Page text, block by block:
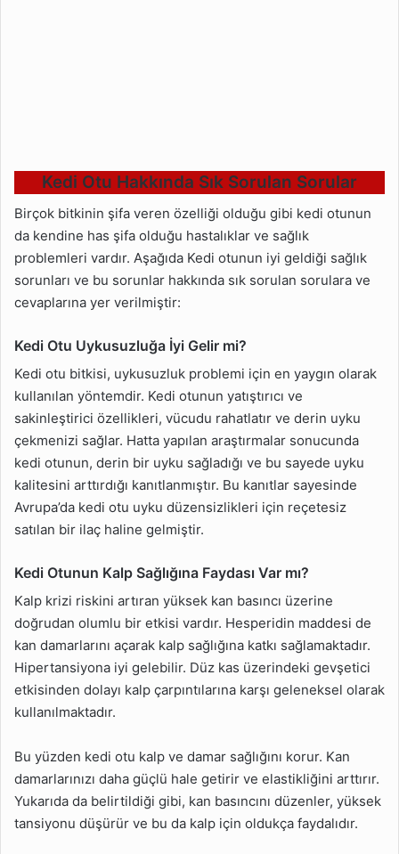
Kedi Otu Hakkında Sık Sorulan Sorular
Birçok bitkinin şifa veren özelliği olduğu gibi kedi otunun
da kendine has şifa olduğu hastalıklar ve sağlık
problemleri vardır. Aşağıda Kedi otunun iyi geldiği sağlık
sorunları ve bu sorunlar hakkında sık sorulan sorulara ve
cevaplarına yer verilmiştir:
Kedi Otu Uykusuzluğa İyi Gelir mi?
Kedi otu bitkisi, uykusuzluk problemi için en yaygın olarak
kullanılan yöntemdir. Kedi otunun yatıştırıcı ve
sakinleştirici özellikleri, vücudu rahatlatır ve derin uyku
çekmenizi sağlar. Hatta yapılan araştırmalar sonucunda
kedi otunun, derin bir uyku sağladığı ve bu sayede uyku
kalitesini arttırdığı kanıtlanmıştır. Bu kanıtlar sayesinde
Avrupa’da kedi otu uyku düzensizlikleri için reçetesiz
satılan bir ilaç haline gelmiştir.
Kedi Otunun Kalp Sağlığına Faydası Var mı?
Kalp krizi riskini artıran yüksek kan basıncı üzerine
doğrudan olumlu bir etkisi vardır. Hesperidin maddesi de
kan damarlarını açarak kalp sağlığına katkı sağlamaktadır.
Hipertansiyona iyi gelebilir. Düz kas üzerindeki gevşetici
etkisinden dolayı kalp çarpıntılarına karşı geleneksel olarak
kullanılmaktadır.
Bu yüzden kedi otu kalp ve damar sağlığını korur. Kan
damarlarınızı daha güçlü hale getirir ve elastikliğini arttırır.
Yukarıda da belirtildiği gibi, kan basıncını düzenler, yüksek
tansiyonu düşürür ve bu da kalp için oldukça faydalıdır.